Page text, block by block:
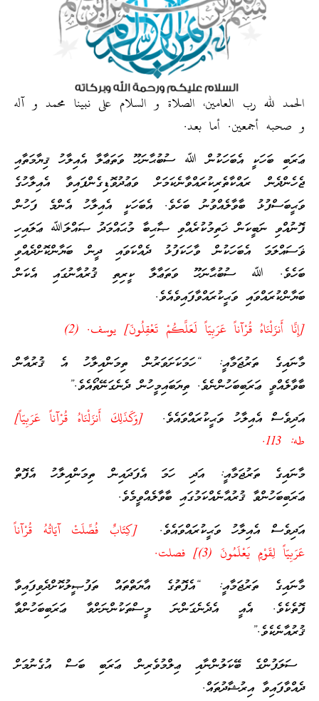
الحمد لله رب العامين، الصلاة و السلام على نبينا محمد و آله
و صحبه أجمعين. أما بعد.
ޢަރަބި ބަހަކީ އެބަހަކުން ﷲ ސުބުޙާނަހޫ ވަތަޢާލާ އެއިލާހު ޤިޔާމަތާއި
ޖެހެންދެން ރައްކާތެރިކުރައްވާނެކަމަށް ވަޢުދުވޮޑިގެންފައިވާ އެއިލާހުގެ
ވަޙީބަސްފުޅު ބާވާލެއްވުނު ބަހެވެ. އެބަހަކީ އެއިލާހު އެންމެ ފަހުން
ފޮނުއްވި ނަބީކަން ޚަތިމުކުރެއްވި ޞާޙިބާ މުޙައްމަދު ޞައްލަﷲ ޢަލައިހި
ޥަސައްލަމަ އެބަހަކުން ވާހަކަފުޅު ދެއްކަވައި ދީން ބަޔާންކޮށްދެއްވި
ބަހެވެ. ﷲ ސުބުޙާނަހޫ ވަތަޢާލާ ކީރިތި ޤުރުއާނުގައި އެކަން
ބަޔާންކުރައްވައި ވަޙީކުރައްވާފައިވެއެވެ.
[إِنَّا أَنزَلْنَاهُ قُرْآناً عَرَبِيّاً لَعَلَّكُمْ تَعْقِلُونَ] يوسف. (2)
މާނައިގެ ތަރުޖަމާއީ: “ހަމަކަށަވަރުން ތިމަންއިލާހު އެ ޤުރުއާން
ބާވާލެއްވީ ޢަރަބިބަހުންނެވެ. ތިޔަބައިމީހުން ދެނެގަނޭތޯއެވެ.”
އަދިވެސް އެއިލާހު ވަޙީކުރައްވައެވެ.
[وَكَذَلِكَ أَنزَلْنَاهُ قُرْآناً عَرَبِيّاً]
طه: 113.
މާނައިގެ ތަރުޖަމާއީ: އަދި ހަމަ އެފަދައިން ތިމަންއިލާހު އެފޮތް
ޢަރަބިބަހުންވާ ޤުރުއާނެއްކަމުގައި ބާވާލެއްވީމެވެ.
އަދިވެސް އެއިލާހު ވަޙީކުރައްވައެވެ.[كِتَابٌ فُصِّلَتْ آيَاتُهُ قُرْآناً
عَرَبِيّاً لِقَوْمٍ يَعْلَمُونَ (3)] فصلت.
މާނައިގެ ތަރުޖަމާއީ: “އެފޮތުގެ އާޔަތްތައް ތަފުޞީލުކޮށްދެވިފައިވާ
ފޮތެކެވެ. އެއީ އެދެނެގަންނަ މީސްތަކުންނަށްވާ ޢަރަބިބަހުންވާ
ޤުރުއާނެކެވެ.”
ސަލަފުންގެ ބޭކަލުންނާއި ޢިލްމުވެރިން ޢަރަބި ބަސް އުގެނުމަށް
ދެއްވާފައިވާ އިރުޝާދުތައް.